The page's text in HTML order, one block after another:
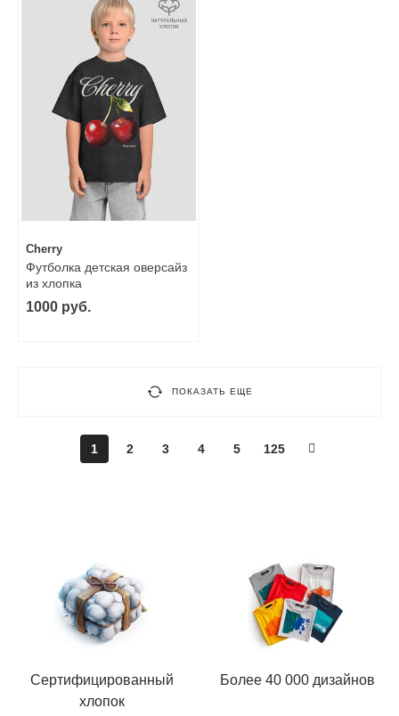
Cherry
Футболка детская оверсайз
из хлопка
1000 руб.
ПОКАЗАТЬ ЕЩЕ
1 2 3 4 5 125
Сертифицированный
хлопок
Более 40 000 дизайнов